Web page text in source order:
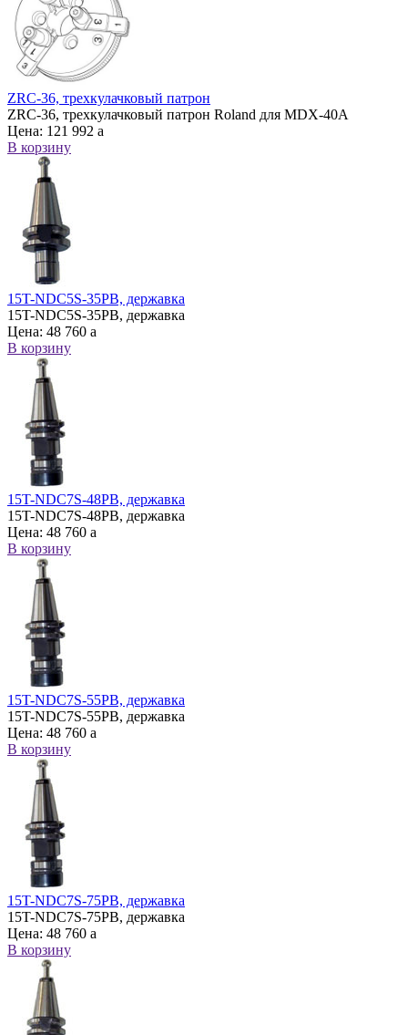
ZRC-36, трехкулачковый патрон
ZRC-36, трехкулачковый патрон Roland для MDX-40A
Цена: 121 992 a
В корзину
15T-NDC5S-35PB, державка
15T-NDC5S-35PB, державка
Цена: 48 760 a
В корзину
15T-NDC7S-48PB, державка
15T-NDC7S-48PB, державка
Цена: 48 760 a
В корзину
15T-NDC7S-55PB, державка
15T-NDC7S-55PB, державка
Цена: 48 760 a
В корзину
15T-NDC7S-75PB, державка
15T-NDC7S-75PB, державка
Цена: 48 760 a
В корзину